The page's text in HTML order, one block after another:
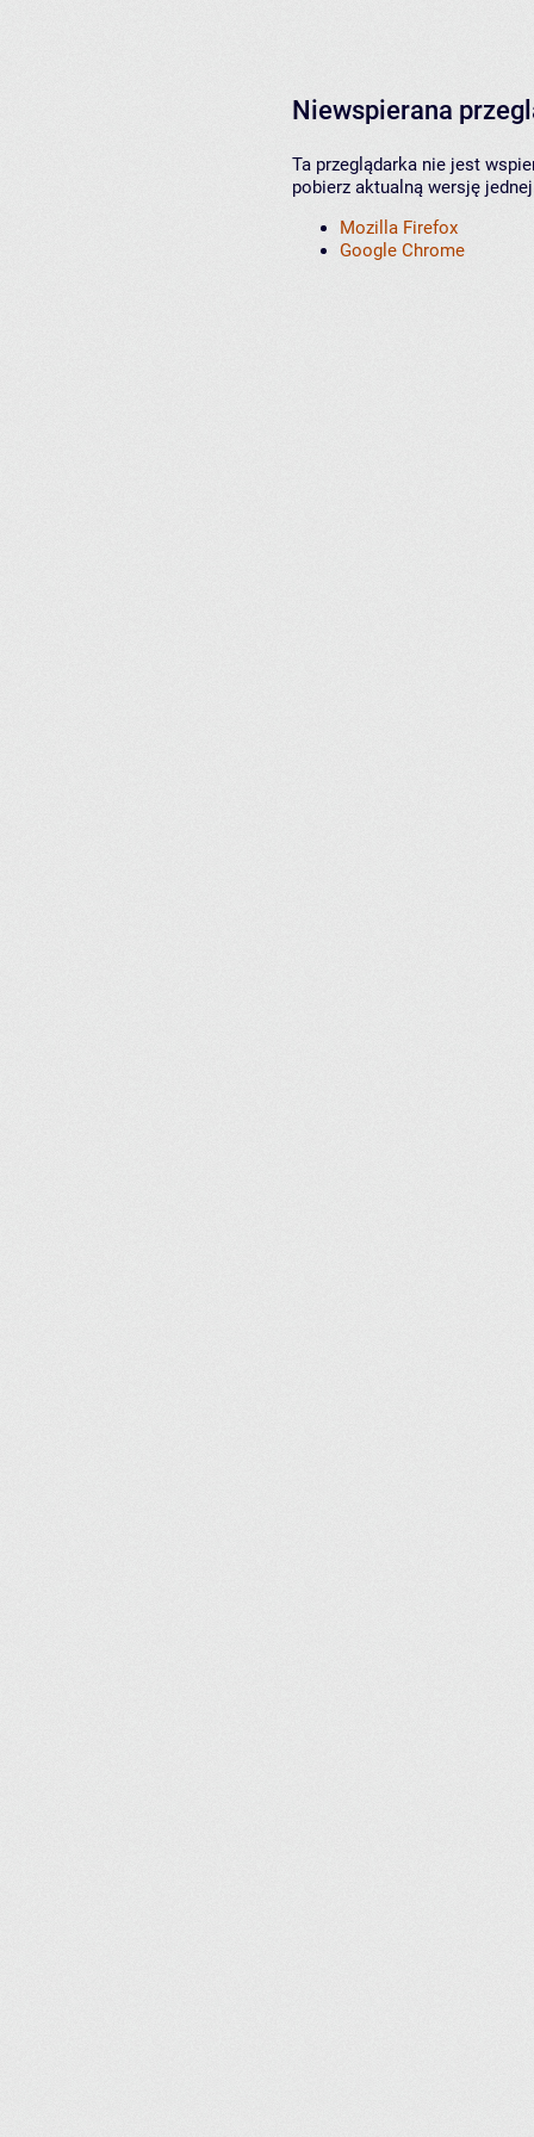
Niewspierana
Ta przeglądarka nie jest
pobierz aktualną wersję
Mozilla Firefox
Google Chrome